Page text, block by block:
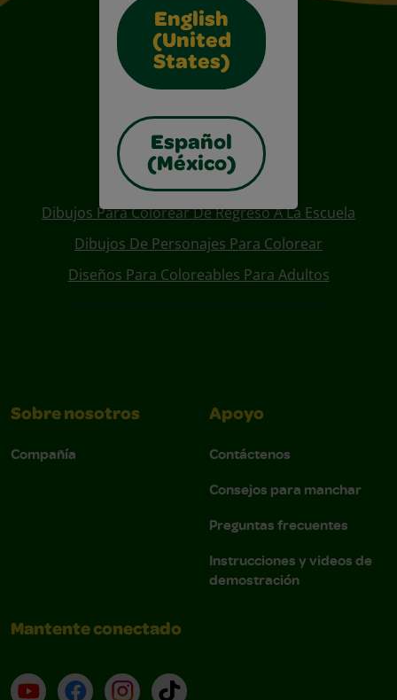
English
(United
States)
Español
(México)
Also of Interest
Dibujos Para Colorear De Regreso A La Escuela
Dibujos De Personajes Para Colorear
Diseños Para Coloreables Para Adultos
Sobre nosotros
Compañía
Apoyo
Contáctenos
Consejos para manchar
Preguntas frecuentes
Instrucciones y videos de
demostración
Mantente conectado
YouTube (en inglés)
Facebook (en inglés)
Instagram (en inglés)
TikTok